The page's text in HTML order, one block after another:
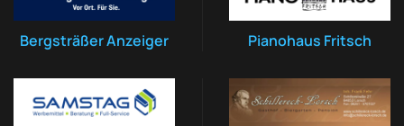
Bergsträßer Anzeiger Pianohaus Fritsch